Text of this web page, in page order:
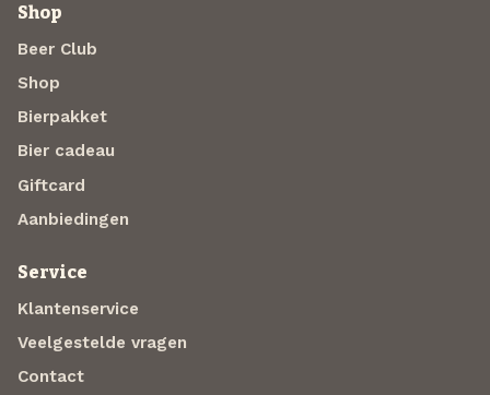
Shop
Beer Club
Shop
Bierpakket
Bier cadeau
Giftcard
Aanbiedingen
Service
Klantenservice
Veelgestelde vragen
Contact